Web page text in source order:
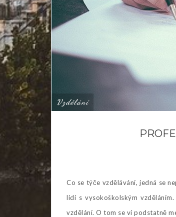
Vzdělání
Co se týče vzdělávání, jedná se
lidí s vysokoškolským
vzdělání. O tom se ví podstatně